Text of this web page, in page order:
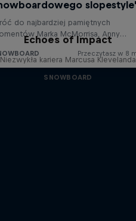
Echoes of Impact
Niezwykła kariera Marcusa Klevelanda
SNOWBOARD